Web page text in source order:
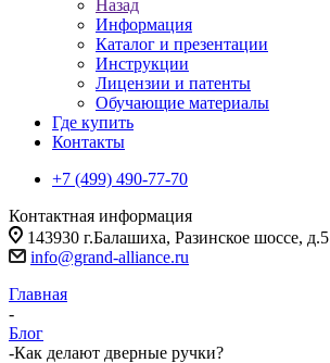
Назад
Информация
Каталог и презентации
Инструкции
Лицензии и патенты
Обучающие материалы
Где купить
Контакты
+7 (499) 490-77-70
Контактная информация
143930 г.Балашиха, Разинское шоссе, д.5
info@grand-alliance.ru
Главная
-
Блог
-Как делают дверные ручки?